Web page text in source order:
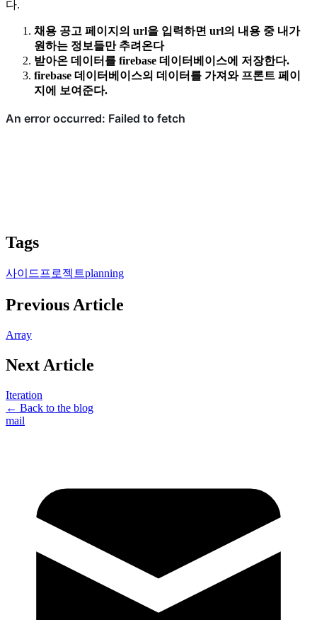
다.
채용 공고 페이지의 url을 입력하면 url의 내용 중 내가
원하는 정보들만 추려온다
받아온 데이터를 firebase 데이터베이스에 저장한다.
firebase 데이터베이스의 데이터를 가져와 프론트 페이
지에 보여준다.
Tags
사이드프로젝트planning
Previous Article
Array
Next Article
Iteration
← Back to the blog
mail